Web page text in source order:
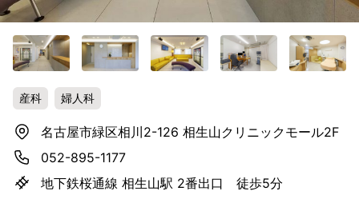
産科 婦人科
名古屋市緑区相川2-126 相生山クリニックモール2F
052-895-1177
地下鉄桜通線 相生山駅 2番出口 徒歩5分